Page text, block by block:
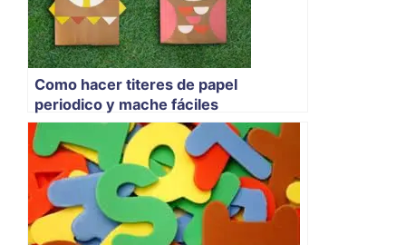
Como hacer titeres de papel
periodico y mache fáciles